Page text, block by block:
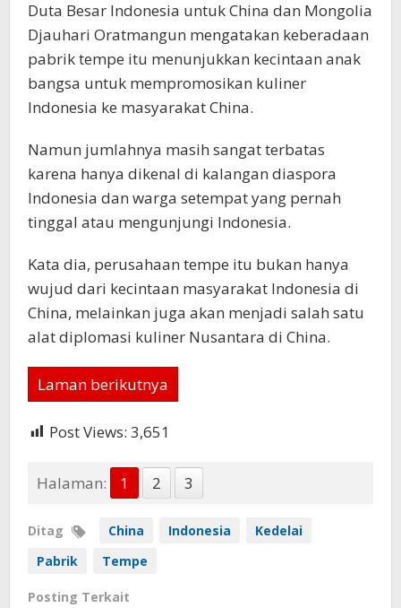
Duta Besar Indonesia untuk China dan Mongolia
Djauhari Oratmangun mengatakan keberadaan
pabrik tempe itu menunjukkan kecintaan anak
bangsa untuk mempromosikan kuliner
Indonesia ke masyarakat China.
Namun jumlahnya masih sangat terbatas
karena hanya dikenal di kalangan diaspora
Indonesia dan warga setempat yang pernah
tinggal atau mengunjungi Indonesia.
Kata dia, perusahaan tempe itu bukan hanya
wujud dari kecintaan masyarakat Indonesia di
China, melainkan juga akan menjadi salah satu
alat diplomasi kuliner Nusantara di China.
Laman berikutnya
Post Views: 3,651
Halaman: 1 2 3
Ditag China Indonesia
Kedelai
Pabrik
Tempe
Posting Terkait